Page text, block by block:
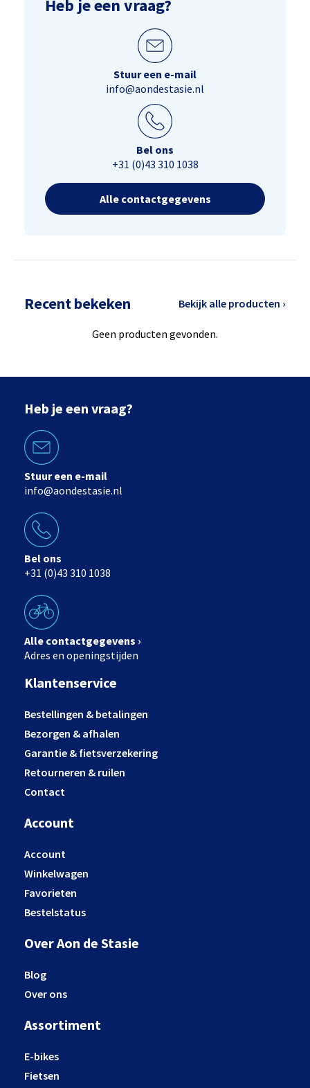
Heb je een vraag?
Stuur een e-mail
info@aondestasie.nl
Bel ons
+31 (0)43 310 1038
Alle contactgegevens
Recent bekeken Bekijk alle producten ›
Geen producten gevonden.
Heb je een vraag?
Stuur een e-mail
info@aondestasie.nl
Bel ons
+31 (0)43 310 1038
Alle contactgegevens ›
Adres en openingstijden
Klantenservice
Bestellingen & betalingen
Bezorgen & afhalen
Garantie & fietsverzekering
Retourneren & ruilen
Contact
Account
Account
Winkelwagen
Favorieten
Bestelstatus
Over Aon de Stasie
Blog
Over ons
Assortiment
E-bikes
Fietsen